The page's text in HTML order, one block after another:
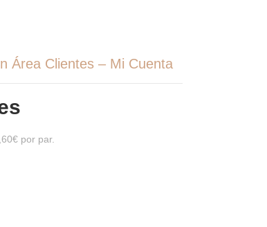
Área Clientes – Mi Cuenta
por par.